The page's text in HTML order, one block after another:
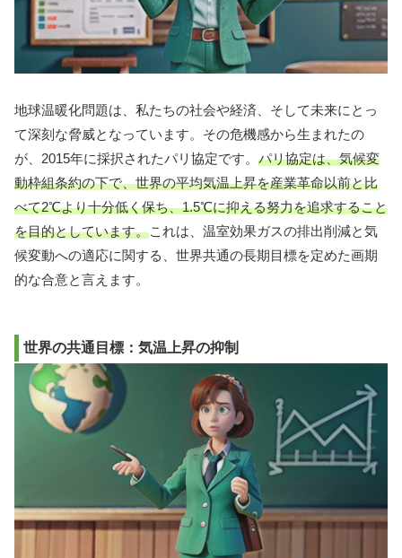
地球温暖化問題は、私たちの社会や経済、そして未来にとっ
て深刻な脅威となっています。その危機感から生まれたの
が、2015年に採択されたパリ協定です。 パリ協定は、気候変
動枠組条約の下で、世界の平均気温上昇を産業革命以前と比
べて2℃より十分低く保ち、1.5℃に抑える努力を追求すること
を目的としています。これは、温室効果ガスの排出削減と気
候変動への適応に関する、世界共通の長期目標を定めた画期
的な合意と言えます。
世界の共通目標：気温上昇の抑制